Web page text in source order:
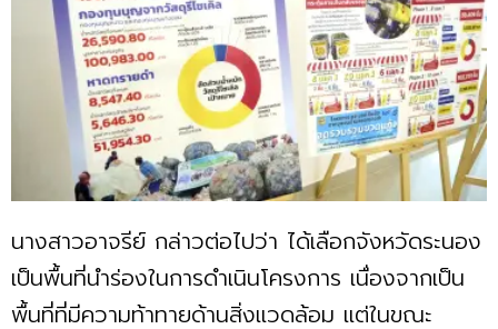
นางสาวอาจรีย์ กล่าวต่อไปว่า ได้เลือกจังหวัดระนอง
เป็นพื้นที่นำร่องในการดำเนินโครงการ เนื่องจากเป็น
พื้นที่ที่มีความท้าทายด้านสิ่งแวดล้อม แต่ในขณะ